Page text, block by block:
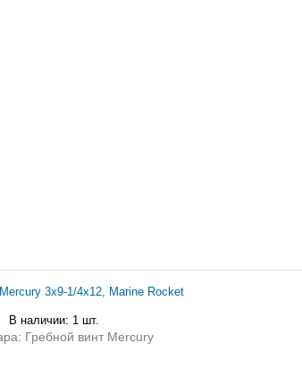
3x9-1/4x12, Marine Rocket
В наличии: 1 шт.
Гребной винт Mercury